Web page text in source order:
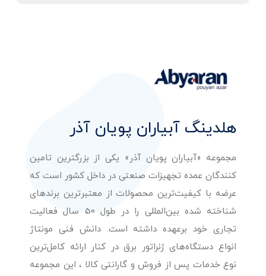
هلدینگ آبیاران پویان آذر
مجموعه «آبیاران پویان آذر» یکی از بزرگترین تامین
کنندگان عمده تجهیزات صنعتی در داخل کشور است که
عرضه با کیفیت‌ترین محصولات از معتبرترین برندهای
شناخته شده بین‌المللی را در طول 50 سال فعالیت
تجاری خود برعهده داشته است. دانش فنی مونتاژ
انواع دستگاه‌های ژنراتور برق در کنار ارائه کامل‌ترین
نوع خدمات پس از فروش و گارانتی کالا ، این مجموعه